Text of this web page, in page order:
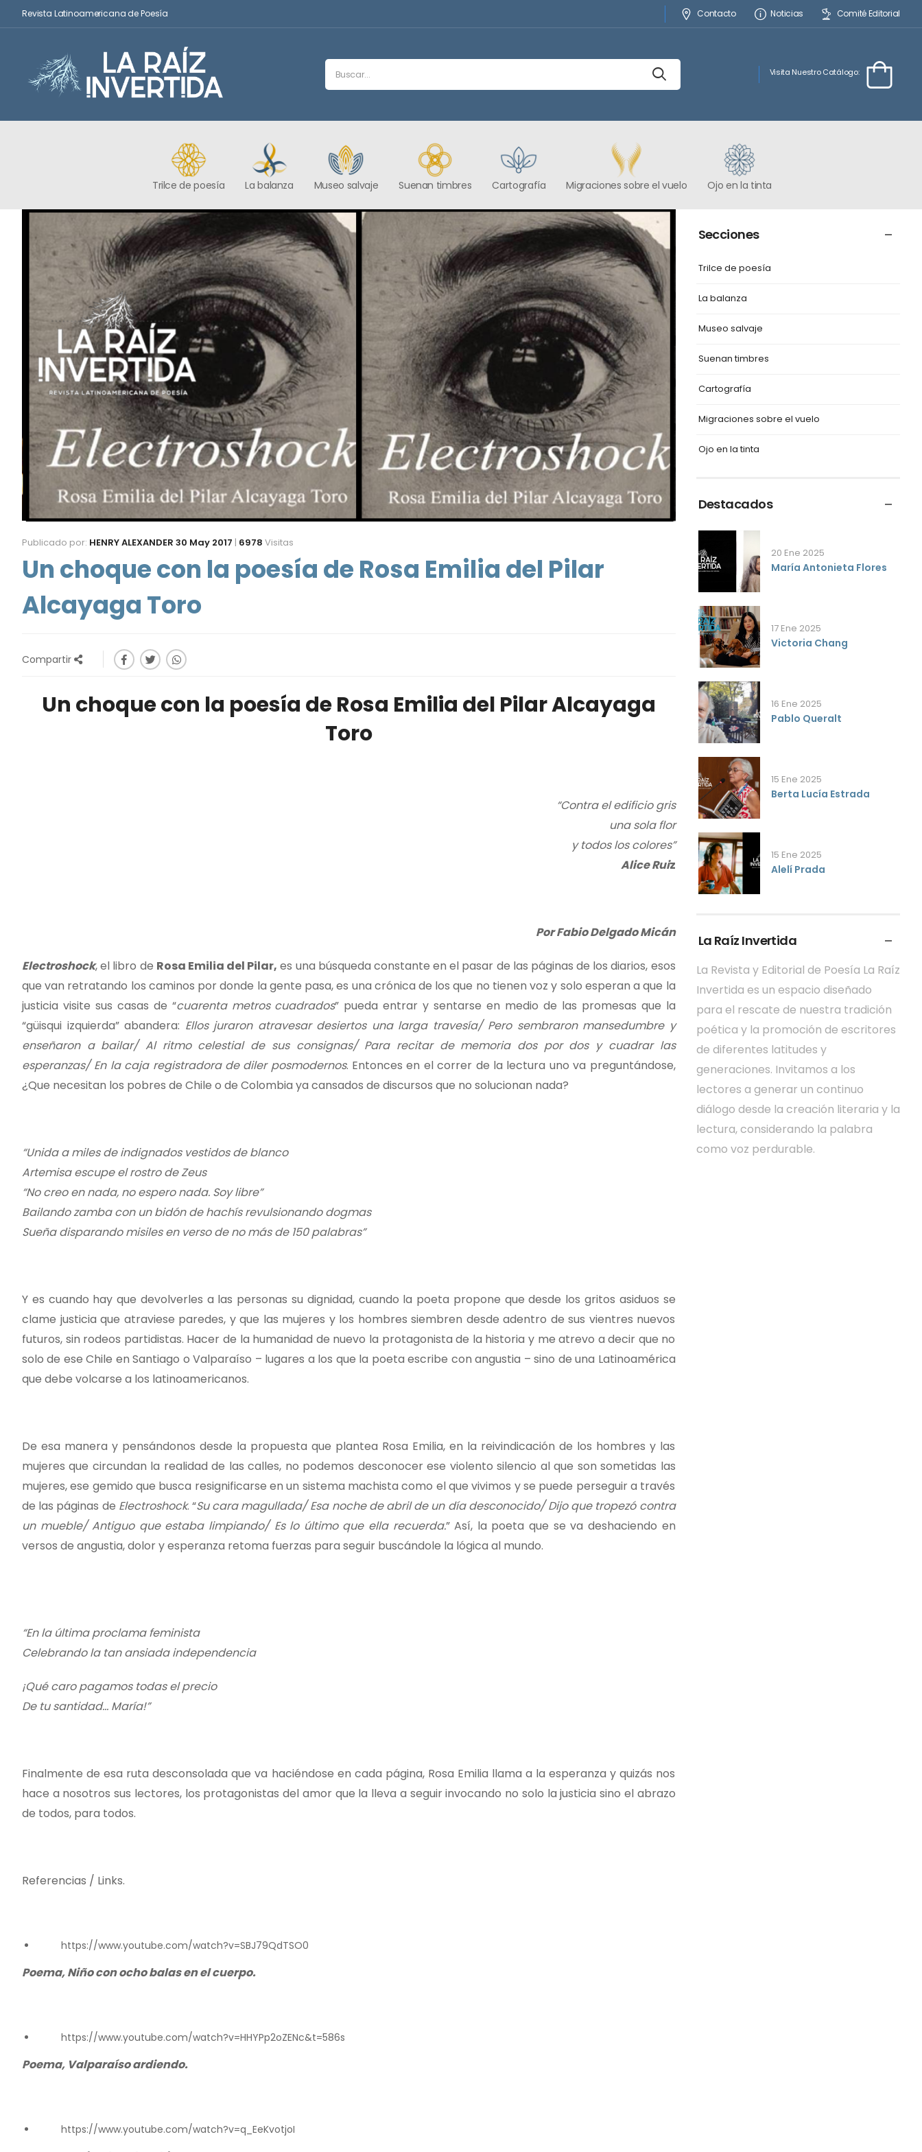
Revista Latinoamericana de Poesía Contacto Noticias Comité Editorial
Visita Nuestro Catálogo:
Trilce de poesía La balanza Museo salvaje Suenan timbres Cartografía Migraciones sobre el vuelo Ojo en la tinta
Publicado por: HENRY ALEXANDER 30 May 2017 | 6978 Visitas
Un choque con la poesía de Rosa Emilia del Pilar
Alcayaga Toro
Compartir
Un choque con la poesía de Rosa Emilia del Pilar Alcayaga
Toro
“Contra el edificio gris
una sola flor
y todos los colores”
Alice Ruiz
Por Fabio Delgado Micán
Electroshock, el libro de Rosa Emilia del Pilar, es una búsqueda constante en el pasar de las páginas de los diarios, esos
que van retratando los caminos por donde la gente pasa, es una crónica de los que no tienen voz y solo esperan a que la
justicia visite sus casas de “cuarenta metros cuadrados” pueda entrar y sentarse en medio de las promesas que la
“güisqui izquierda” abandera: Ellos juraron atravesar desiertos una larga travesía/ Pero sembraron mansedumbre y
enseñaron a bailar/ Al ritmo celestial de sus consignas/ Para recitar de memoria dos por dos y cuadrar las
esperanzas/ En la caja registradora de diler posmodernos. Entonces en el correr de la lectura uno va preguntándose,
¿Que necesitan los pobres de Chile o de Colombia ya cansados de discursos que no solucionan nada?
“Unida a miles de indignados vestidos de blanco
Artemisa escupe el rostro de Zeus
“No creo en nada, no espero nada. Soy libre”
Bailando zamba con un bidón de hachís revulsionando dogmas
Sueña disparando misiles en verso de no más de 150 palabras”
Y es cuando hay que devolverles a las personas su dignidad, cuando la poeta propone que desde los gritos asiduos se
clame justicia que atraviese paredes, y que las mujeres y los hombres siembren desde adentro de sus vientres nuevos
futuros, sin rodeos partidistas. Hacer de la humanidad de nuevo la protagonista de la historia y me atrevo a decir que no
solo de ese Chile en Santiago o Valparaíso – lugares a los que la poeta escribe con angustia – sino de una Latinoamérica
que debe volcarse a los latinoamericanos.
De esa manera y pensándonos desde la propuesta que plantea Rosa Emilia, en la reivindicación de los hombres y las
mujeres que circundan la realidad de las calles, no podemos desconocer ese violento silencio al que son sometidas las
mujeres, ese gemido que busca resignificarse en un sistema machista como el que vivimos y se puede perseguir a través
de las páginas de Electroshock. “Su cara magullada/ Esa noche de abril de un día desconocido/ Dijo que tropezó contra
un mueble/ Antiguo que estaba limpiando/ Es lo último que ella recuerda.” Así, la poeta que se va deshaciendo en
versos de angustia, dolor y esperanza retoma fuerzas para seguir buscándole la lógica al mundo.
“En la última proclama feminista
Celebrando la tan ansiada independencia
¡Qué caro pagamos todas el precio
De tu santidad… María!”
Finalmente de esa ruta desconsolada que va haciéndose en cada página, Rosa Emilia llama a la esperanza y quizás nos
hace a nosotros sus lectores, los protagonistas del amor que la lleva a seguir invocando no solo la justicia sino el abrazo
de todos, para todos.
Referencias / Links.
https://www.youtube.com/watch?v=SBJ79QdTSO0
Poema, Niño con ocho balas en el cuerpo.
https://www.youtube.com/watch?v=HHYPp2oZENc&t=586s
Poema, Valparaíso ardiendo.
https://www.youtube.com/watch?v=q_EeKvotjoI
Secciones
Trilce de poesía
La balanza
Museo salvaje
Suenan timbres
Cartografía
Migraciones sobre el vuelo
Ojo en la tinta
Destacados
20 Ene 2025
María Antonieta Flores
17 Ene 2025
Victoria Chang
16 Ene 2025
Pablo Queralt
15 Ene 2025
Berta Lucía Estrada
15 Ene 2025
Alelí Prada
La Raíz Invertida
La Revista y Editorial de Poesía La Raíz
Invertida es un espacio diseñado
para el rescate de nuestra tradición
poética y la promoción de escritores
de diferentes latitudes y
generaciones. Invitamos a los
lectores a generar un continuo
diálogo desde la creación literaria y la
lectura, considerando la palabra
como voz perdurable.